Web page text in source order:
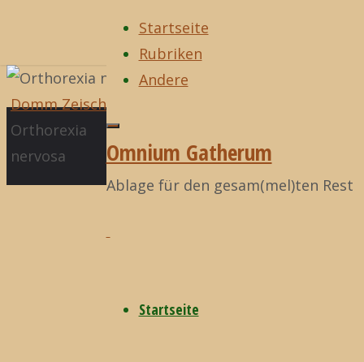
Zum
Inhalt
springen
Startseite
Rubriken
Andere
Omnium Gatherum
Ablage für den gesam(mel)ten Rest
Startseite
Start
Domm Zeisch
Orthorexia
nervosa
fucking love
nervosa
nach
Omnium